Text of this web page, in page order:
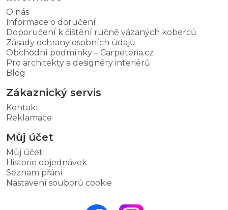
O nás
Informace o doručení
Doporučení k čištění ručně vázaných koberců
Zásady ochrany osobních údajů
Obchodní podmínky – Carpeteria.cz
Pro architekty a designéry interiérů
Blog
Zákaznický servis
Kontakt
Reklamace
Můj účet
Můj účet
Historie objednávek
Seznam přání
Nastavení souborů cookie